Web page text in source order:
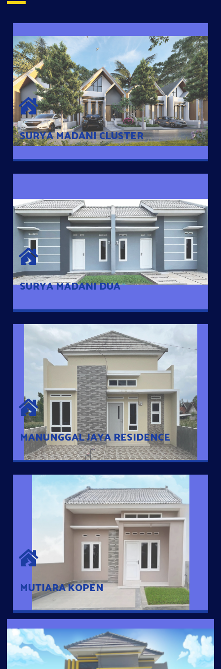
SURYA MADANI CLUSTER
SURYA MADANI CLUSTER
Desain Modern Minimalis dengan Konsep Rumah Pintar
Sehingga Memudahkan Penghuni mengakses rumahnya
dengan Ponsel
SURYA MADANI DUA
SURYA MADANI DUA
Satu-satunya Hunian nyaman dengan harga subsidi hanya 100
jutaan dengan lokasi strategis di Tuban
MANUNGGAL JAYA RESIDENCE
MANUNGGAL JAYA RESIDENCE
Cluster Exclusive dengan one Gate System, terdapat taman
mini dan memiliki jarak 200m dari jalan nasional serta dekat
dengan pusat kota
MUTIARA KOPEN
MUTIARA KOPEN
Hunian nyaman dengan suasana pedesaan. 10 menit dari pusat
kota, 2 menit dari Ring Road